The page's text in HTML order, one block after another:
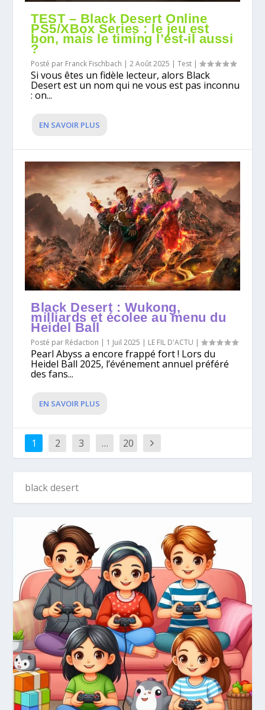
TEST – Black Desert Online
PS5/XBox Series : le jeu est
bon, mais le timing l’est-il aussi
?
Posté par Franck Fischbach |2 Août 2025 |Test |
Si vous êtes un fidèle lecteur, alors Black
Desert est un nom qui ne vous est pas inconnu
: on...
EN SAVOIR PLUS
Black Desert : Wukong,
milliards et écolee au menu du
Heidel Ball
Posté par Rédaction | 1 Juil 2025 | LE FIL D'ACTU |
Pearl Abyss a encore frappé fort ! Lors du
Heidel Ball 2025, l’événement annuel préféré
des fans...
EN SAVOIR PLUS
1 2 3 … 20